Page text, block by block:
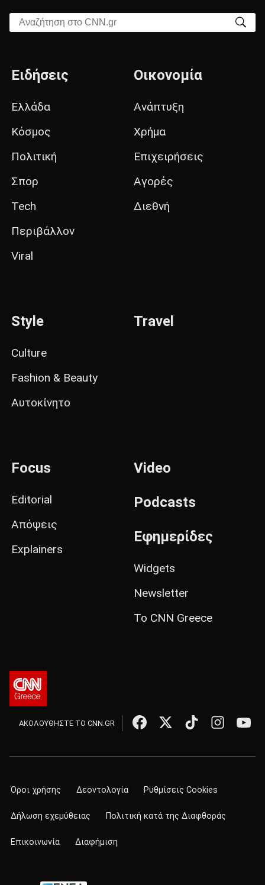
Αναζήτηση στο CNN.gr
Ειδήσεις
Ελλάδα
Κόσμος
Πολιτική
Σπορ
Tech
Περιβάλλον
Viral
Οικονομία
Ανάπτυξη
Χρήμα
Επιχειρήσεις
Αγορές
Διεθνή
Style
Culture
Fashion & Beauty
Αυτοκίνητο
Travel
Focus
Editorial
Απόψεις
Explainers
Video
Podcasts
Εφημερίδες
Widgets
Newsletter
Το CNN Greece
ΑΚΟΛΟΥΘΗΣΤΕ ΤΟ CNN.GR
Όροι χρήσης Δεοντολογία Ρυθμίσεις Cookies
Δήλωση εχεμύθειας Πολιτική κατά της Διαφθοράς
Επικοινωνία Διαφήμιση